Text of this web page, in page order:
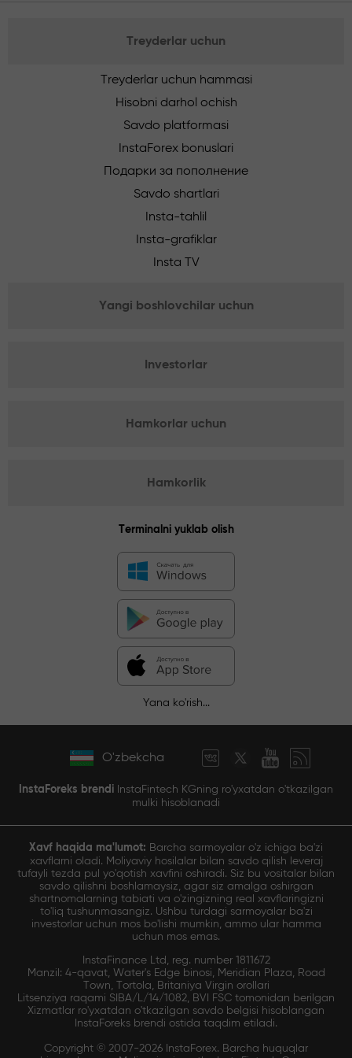
Treyderlar uchun
Treyderlar uchun hammasi
Hisobni darhol ochish
Savdo platformasi
InstaForex bonuslari
Подарки за пополнение
Savdo shartlari
Insta-tahlil
Insta-grafiklar
Insta TV
Yangi boshlovchilar uchun
Investorlar
Hamkorlar uchun
Hamkorlik
Terminalni yuklab olish
Yana ko'rish...
O'zbekcha
InstaForeks brendi InstaFintech KGning ro'yxatdan o'tkazilgan
mulki hisoblanadi
Xavf haqida ma'lumot: Barcha sarmoyalar o'z ichiga ba'zi
xavflarni oladi. Moliyaviy hosilalar bilan savdo qilish leveraj
tufayli tezda pul yo'qotish xavfini oshiradi. Siz bu vositalar bilan
savdo qilishni boshlamaysiz, agar siz amalga oshirgan
shartnomalarning tabiati va o'zingizning real xavflaringizni
to'liq tushunmasangiz. Ushbu turdagi sarmoyalar ba'zi
investorlar uchun mos bo'lishi mumkin, ammo ular hamma
uchun mos emas.
InstaFinance Ltd, reg. number 1811672
Manzil: 4-qavat, Water's Edge binosi, Meridian Plaza, Road
Town, Tortola, Britaniya Virgin orollari
Litsenziya raqami SIBA/L/14/1082, BVI FSC tomonidan berilgan
Xizmatlar ro'yxatdan o'tkazilgan savdo belgisi hisoblangan
InstaForeks brendi ostida taqdim etiladi.
Copyright © 2007-2026 InstaForex. Barcha huquqlar